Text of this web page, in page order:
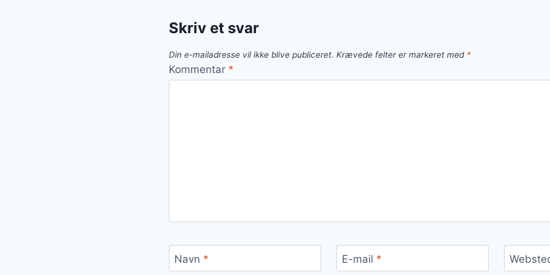
Skriv et svar
Din e-mailadresse vil ikke blive publiceret. Krævede felter er markeret med *
Kommentar *
Navn * E-mail *